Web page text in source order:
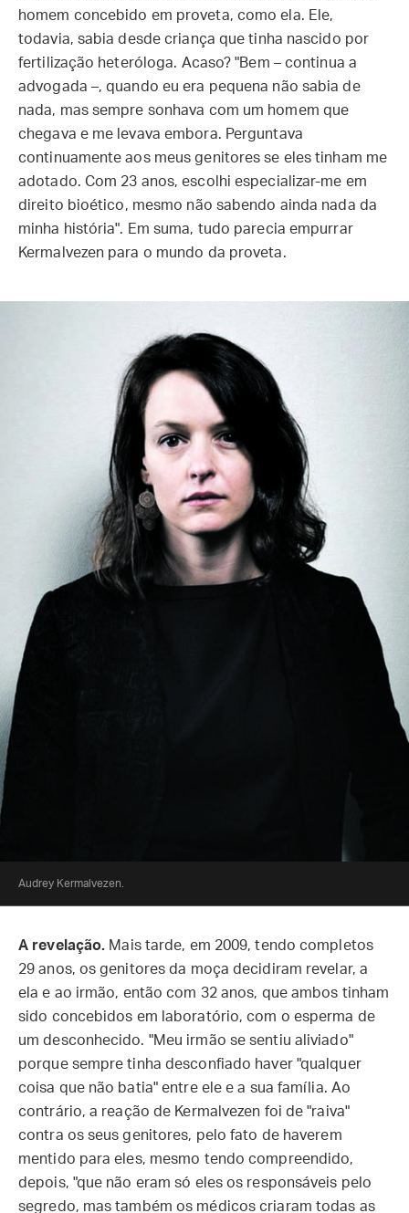
homem concebido em proveta, como ela. Ele,
todavia, sabia desde criança que tinha nascido por
fertilização heteróloga. Acaso? "Bem – continua a
advogada –, quando eu era pequena não sabia de
nada, mas sempre sonhava com um homem que
chegava e me levava embora. Perguntava
continuamente aos meus genitores se eles tinham me
adotado. Com 23 anos, escolhi especializar-me em
direito bioético, mesmo não sabendo ainda nada da
minha história". Em suma, tudo parecia empurrar
Kermalvezen para o mundo da proveta.
Audrey Kermalvezen.
A revelação. Mais tarde, em 2009, tendo completos
29 anos, os genitores da moça decidiram revelar, a
ela e ao irmão, então com 32 anos, que ambos tinham
sido concebidos em laboratório, com o esperma de
um desconhecido. "Meu irmão se sentiu aliviado"
porque sempre tinha desconfiado haver "qualquer
coisa que não batia" entre ele e a sua família. Ao
contrário, a reação de Kermalvezen foi de "raiva"
contra os seus genitores, pelo fato de haverem
mentido para eles, mesmo tendo compreendido,
depois, "que não eram só eles os responsáveis pelo
segredo, mas também os médicos criaram todas as